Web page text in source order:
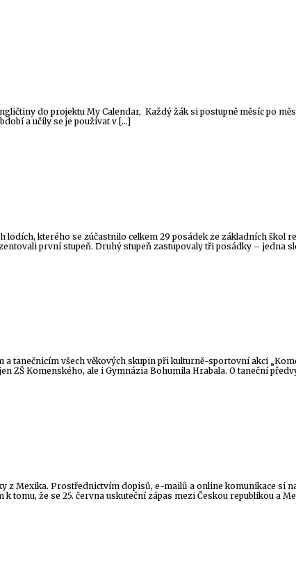
do projektu My Calendar, Každý žák si postupně měsíc po
a učily se je používat v […]
kterého se zúčastnilo celkem 29 posádek ze základních škol
první stupeň. Druhý stupeň zastupovaly tři posádky – jedna
tanečnicím všech věkových skupin při kulturně-sportovní akci
ZŠ Komenského, ale i Gymnázia Bohumila Hrabala. O taneční
z Mexika. Prostřednictvím dopisů, e-mailů a online komunikace si
tomu, že se 25. června uskuteční zápas mezi Českou republikou a